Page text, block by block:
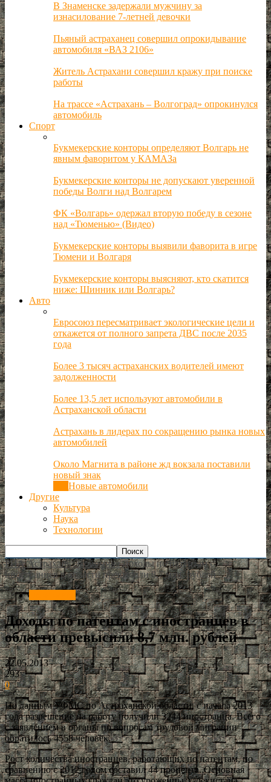
В Знаменске задержали мужчину за
изнасилование 7-летней девочки
Пьяный астраханец совершил опрокидывание
автомобиля «ВАЗ 2106»
Житель Астрахани совершил кражу при поиске
работы
На трассе «Астрахань – Волгоград» опрокинулся
автомобиль
Спорт
Букмекерские конторы определяют Волгарь не
явным фаворитом у КАМАЗа
Букмекерские конторы не допускают уверенной
победы Волги над Волгарем
ФК «Волгарь» одержал вторую победу в сезоне
над «Тюменью» (Видео)
Букмекерские конторы выявили фаворита в игре
Тюмени и Волгаря
Букмекерские конторы выясняют, кто скатится
ниже: Шинник или Волгарь?
Авто
Евросоюз пересматривает экологические цели и
откажется от полного запрета ДВС после 2035
года
Более 3 тысяч астраханских водителей имеют
задолженности
Более 13,5 лет используют автомобили в
Астраханской области
Астрахань в лидерах по сокращению рынка новых
автомобилей
Около Магнита в районе жд вокзала поставили
новый знак
Новые автомобили
Другие
Культура
Наука
Технологии
РИА Астрахань Экономика Доходы по патентам с
иностранцев в области превысили 8,7 млн. рублей
Доходы по патентам с иностранцев в
области превысили 8,7 млн. рублей
22.05.2013
293
0
По данным УФМС по Астраханской области, с начала 2013
года разрешение на работу получили 3244 иностранца. Всего
с заявлением в органы по вопросам трудовой миграции
обратилось 4558 человек.
Рост количества иностранцев, работающих по патентам, по
сравнению с 2012 годом составил 44 процента. Основная